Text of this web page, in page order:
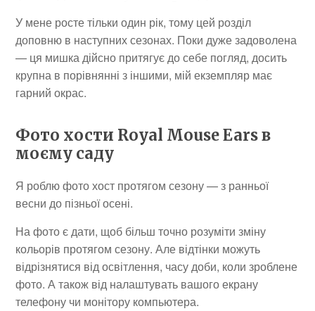
У мене росте тільки один рік, тому цей розділ
доповню в наступних сезонах. Поки дуже задоволена
— ця мишка дійсно притягує до себе погляд, досить
крупна в порівнянні з іншими, мій екземпляр має
гарний окрас.
Фото хости Royal Mouse Ears в
моєму саду
Я роблю фото хост протягом сезону — з ранньої
весни до пізньої осені.
На фото є дати, щоб більш точно розуміти зміну
кольорів протягом сезону. Але відтінки можуть
відрізнятися від освітлення, часу доби, коли зроблене
фото. А також від налаштувать вашого екрану
телефону чи монітору компьютера.